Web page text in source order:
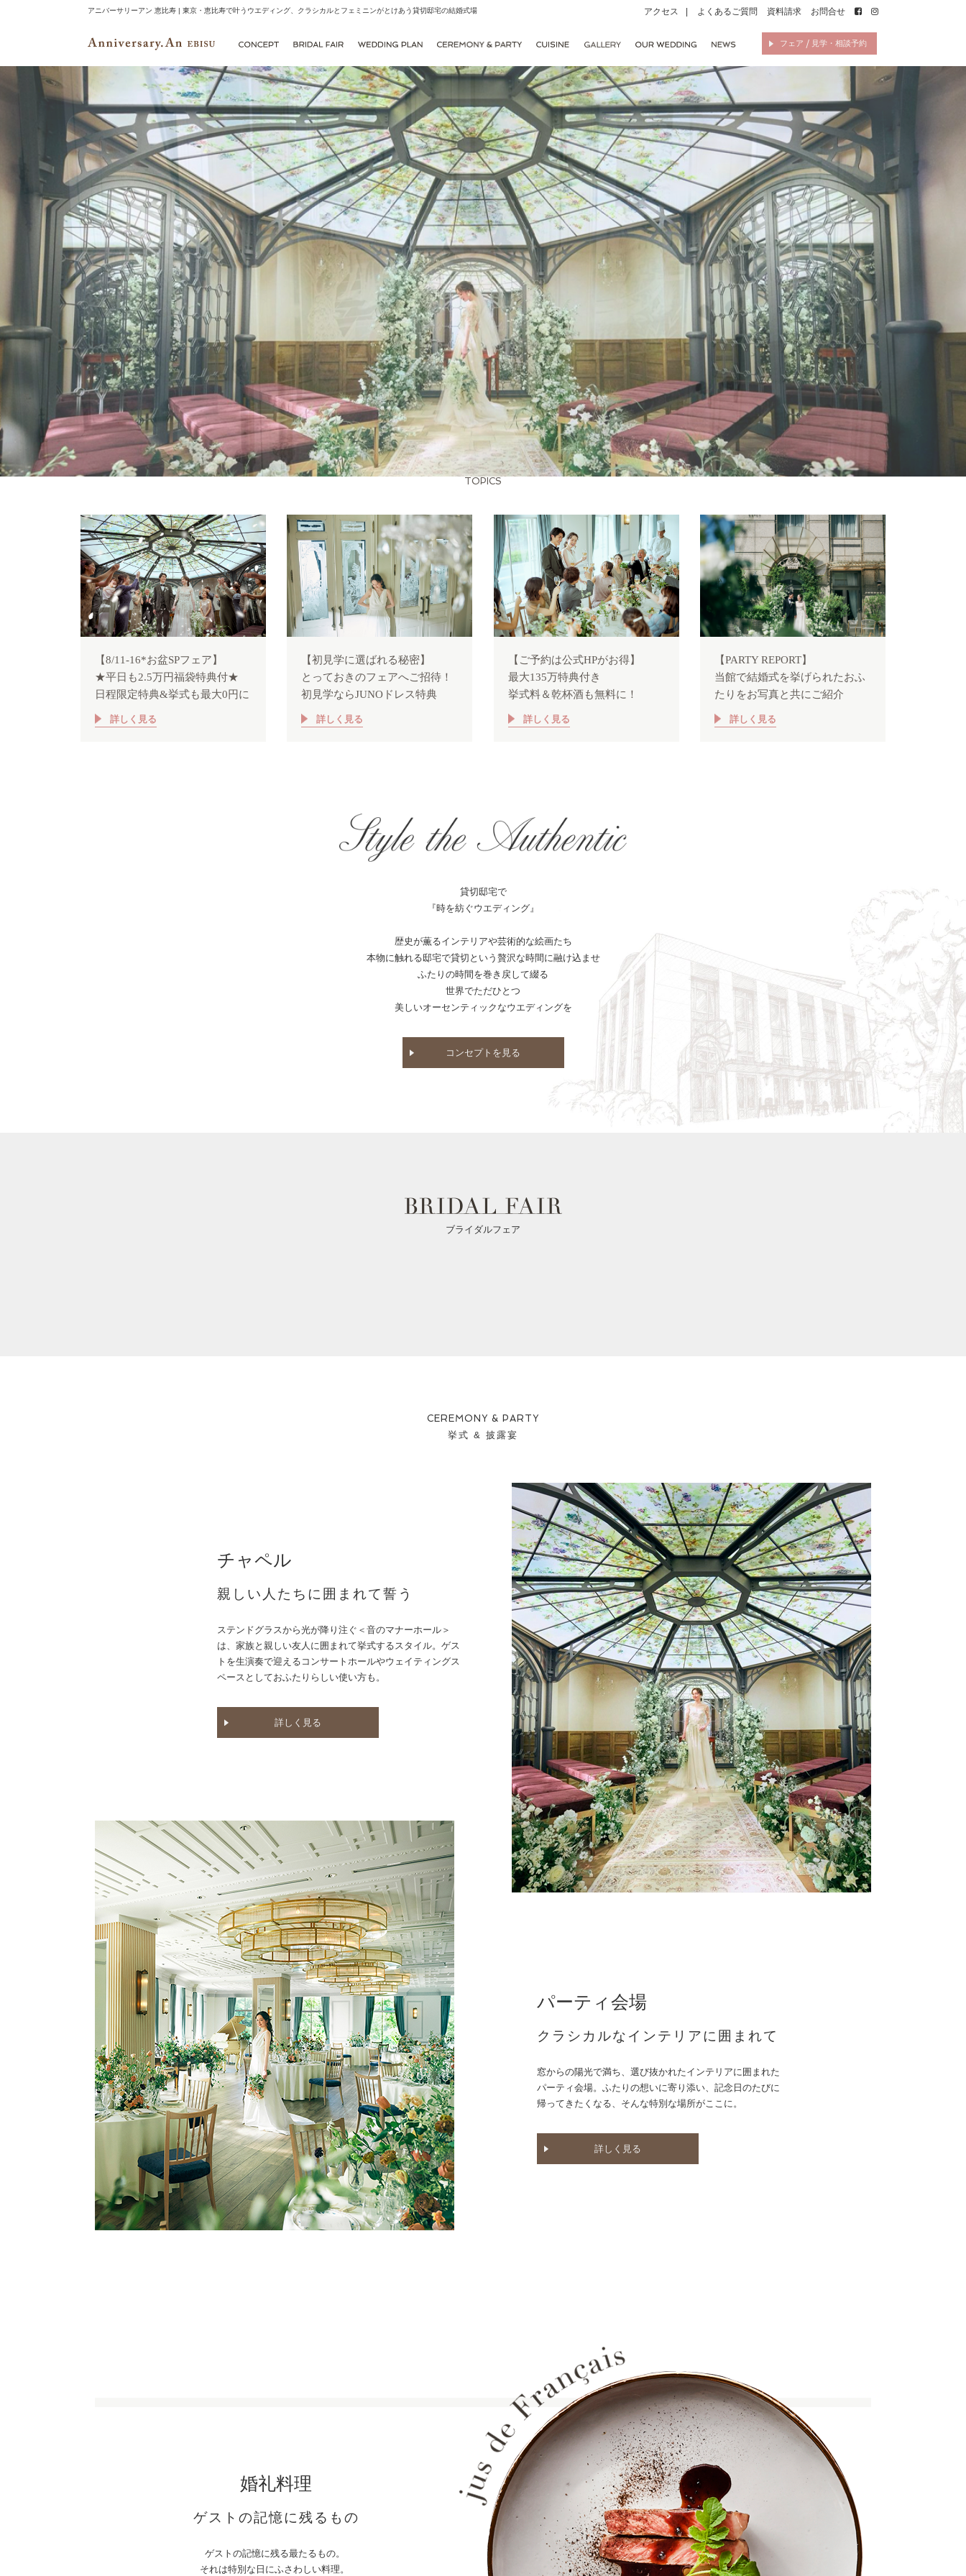
アニバーサリーアン 恵比寿 | 東京・恵比寿で叶うウエディング、クラシカルとフェミニンがとけあう貸切邸宅の結婚式場 アクセス よくあるご質問 資料請求 お問合せ
フェア / 見学・相談予約
TOPICS
【8/11-16*お盆SPフェア】
★平日も2.5万円福袋特典付★
日程限定特典&挙式も最大0円に
詳しく見る
【初見学に選ばれる秘密】
とっておきのフェアへご招待！
初見学ならJUNOドレス特典
詳しく見る
【ご予約は公式HPがお得】
最大135万特典付き
挙式料＆乾杯酒も無料に！
詳しく見る
【PARTY REPORT】
当館で結婚式を挙げられたおふ
たりをお写真と共にご紹介
詳しく見る
貸切邸宅で
『時を紡ぐウエディング』
歴史が薫るインテリアや芸術的な絵画たち
本物に触れる邸宅で貸切という贅沢な時間に融け込ませ
ふたりの時間を巻き戻して綴る
世界でただひとつ
美しいオーセンティックなウエディングを
コンセプトを見る
ブライダルフェア
CEREMONY & PARTY
挙式 & 披露宴
チャペル
親しい人たちに囲まれて誓う
ステンドグラスから光が降り注ぐ＜音のマナーホール＞
は、家族と親しい友人に囲まれて挙式するスタイル。ゲス
トを生演奏で迎えるコンサートホールやウェイティングス
ペースとしておふたりらしい使い方も。
詳しく見る
パーティ会場
クラシカルなインテリアに囲まれて
窓からの陽光で満ち、選び抜かれたインテリアに囲まれた
パーティ会場。ふたりの想いに寄り添い、記念日のたびに
帰ってきたくなる、そんな特別な場所がここに。
詳しく見る
婚礼料理
ゲストの記憶に残るもの
ゲストの記憶に残る最たるもの。
それは特別な日にふさわしい料理。